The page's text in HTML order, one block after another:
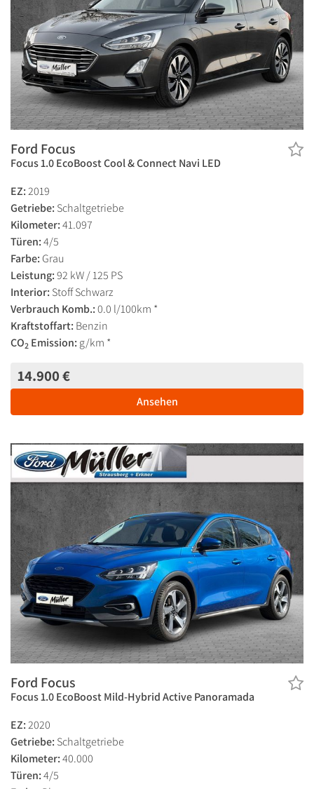
Ford Focus
Focus 1.0 EcoBoost Cool & Connect Navi LED
EZ:2019
Getriebe: Schaltgetriebe
Kilometer:41.097
Türen:4/5
Farbe: Grau
Leistung:92 kW / 125 PS
Interior: Stoff Schwarz
Verbrauch Komb.:0.0 l/100km *
Kraftstoffart: Benzin
CO2 Emission: g/km *
14.900 €
Ansehen
Ford Focus
Focus 1.0 EcoBoost Mild-Hybrid Active Panoramada
EZ:2020
Getriebe: Schaltgetriebe
Kilometer:40.000
Türen:4/5